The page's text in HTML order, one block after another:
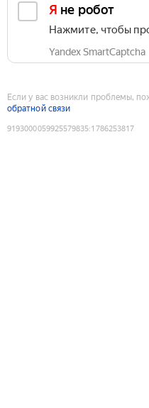
Я не робот
Нажмите, чтобы
Yandex SmartCaptcha
Если у вас возникли проблемы,
обратной связи
9193000059925579835:1786253817